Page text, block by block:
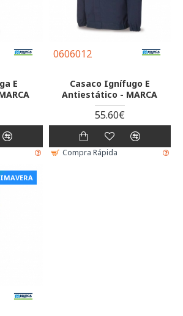
E
0606012
Casaco Ignífugo E
Antiestático - MARCA
55.60€
Compra Rápida